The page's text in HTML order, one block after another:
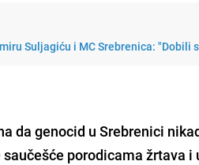
Suljagiću i MC Srebrenica: "Dobili
da genocid u Srebrenici
porodicama žrtava i